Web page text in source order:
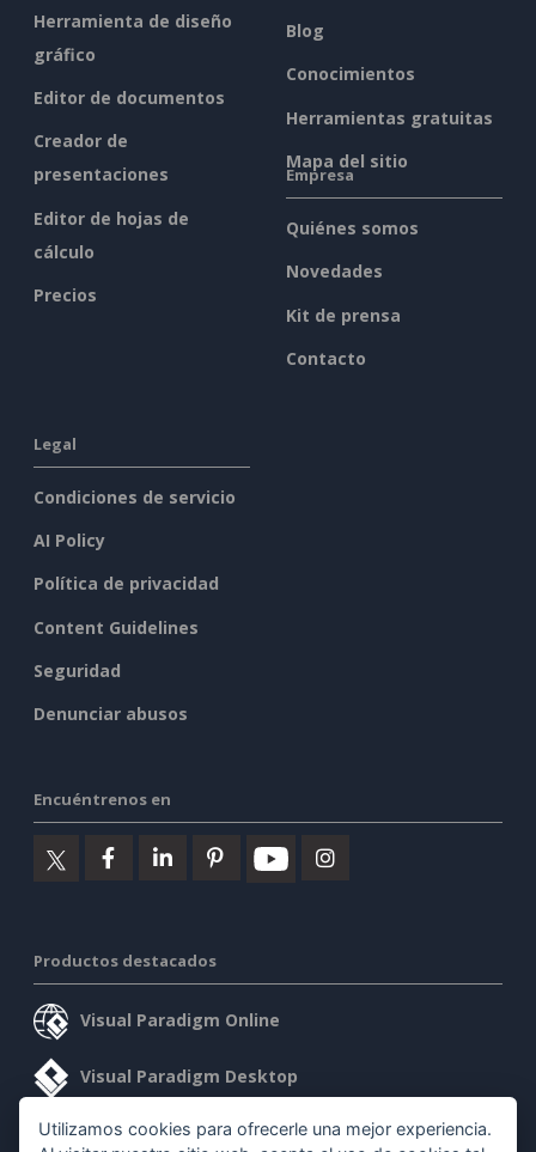
Herramienta de diseño
gráfico
Editor de documentos
Creador de
presentaciones
Editor de hojas de
cálculo
Precios
Blog
Conocimientos
Herramientas gratuitas
Mapa del sitio
Empresa
Quiénes somos
Novedades
Kit de prensa
Contacto
Legal
Condiciones de servicio
AI Policy
Política de privacidad
Content Guidelines
Seguridad
Denunciar abusos
Encuéntrenos en
Productos destacados
Visual Paradigm Online
Visual Paradigm Desktop
Utilizamos cookies para ofrecerle una mejor experiencia.